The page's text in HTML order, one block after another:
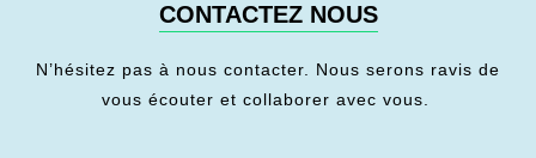
CONTACTEZ NOUS
N’hésitez pas à nous contacter. Nous serons ravis de
vous écouter et collaborer avec vous.